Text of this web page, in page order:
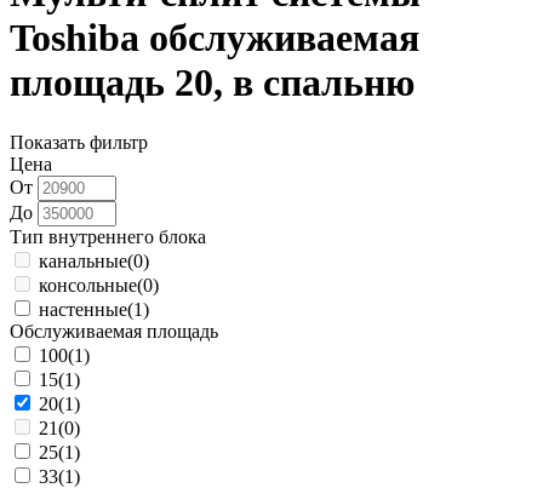
Toshiba обслуживаемая
площадь 20, в спальню
Показать фильтр
Цена
От
До
Тип внутреннего блока
канальные(0)
консольные(0)
настенные(1)
Обслуживаемая площадь
100(1)
15(1)
20(1)
21(0)
25(1)
33(1)